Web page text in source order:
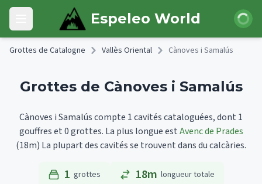
Skip to main content
Open main menu Espeleo World
Grottes de Catalogne Vallès Oriental Cànoves i Samalús
Grottes de Cànoves i Samalús
Cànoves i Samalús compte 1 cavités cataloguées, dont 1
gouffres et 0 grottes. La plus longue estAvenc de Prades
(18m) La plupart des cavités se trouvent dans du calcàries.
1 grottes 18m longueur totale